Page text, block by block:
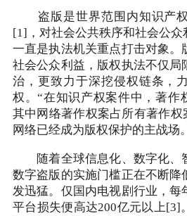
盗版是世界范围内知识产权
[1]，对社会公共秩序和社会公众
一直是执法机关重点打击对象。
社会公众利益，版权执法不仅局
治，更致力于深挖侵权链条，
权。“在知识产权案件中，著作
其中网络著作权案占所有著作权
网络已经成为版权保护的主战场
随着全球信息化、数字化、
数字盗版的实施门槛正在不断降
发迅猛。仅国内电视剧行业，每
平台损失便高达200亿元以上[3]